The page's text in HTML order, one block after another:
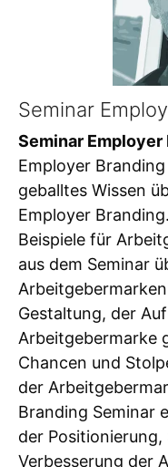
Seminar
Seminar Employer
Employer
geballtes Wissen
Employer
Beispiele für
aus dem Seminar
Gestaltung, der
Arbeitgebermarke
Chancen und
der
Branding Seminar
der Positionierung,
Verbesserung der